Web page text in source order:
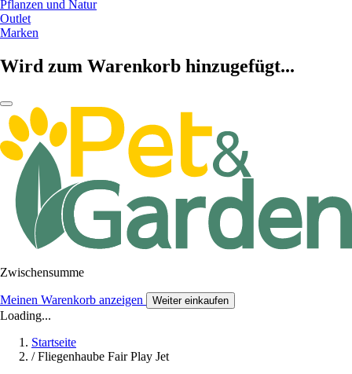
Pflanzen und Natur
Outlet
Marken
Wird zum Warenkorb hinzugefügt...
Zwischensumme
Meinen Warenkorb anzeigen Weiter einkaufen
Loading...
Startseite
/ Fliegenhaube Fair Play Jet